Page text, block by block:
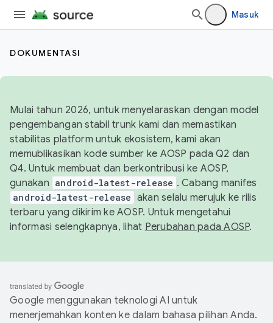
Masuk
DOKUMENTASI
Mulai tahun 2026, untuk menyelaraskan dengan model
pengembangan stabil trunk kami dan memastikan
stabilitas platform untuk ekosistem, kami akan
memublikasikan kode sumber ke AOSP pada Q2 dan
Q4. Untuk membuat dan berkontribusi ke AOSP,
gunakan android-latest-release . Cabang manifes
android-latest-release akan selalu merujuk ke rilis
terbaru yang dikirim ke AOSP. Untuk mengetahui
informasi selengkapnya, lihat Perubahan pada AOSP.
Google menggunakan teknologi AI untuk
menerjemahkan konten ke dalam bahasa pilihan Anda.